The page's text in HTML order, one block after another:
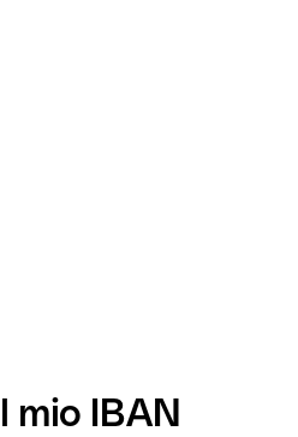
mio IBAN